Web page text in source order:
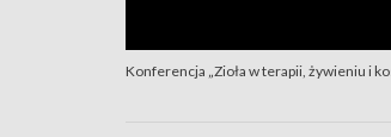
Konferencja „Zioła w terapii, żywieniu i